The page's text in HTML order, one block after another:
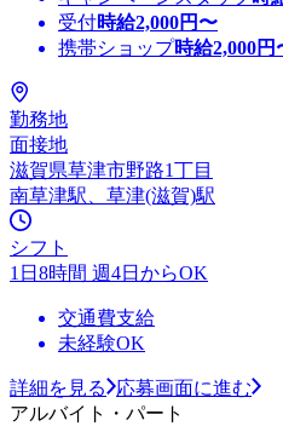
受付時給2,000円〜
携帯ショップ時給2,000円
勤務地
面接地
滋賀県草津市野路1丁目
南草津駅、草津(滋賀)駅
シフト
1日8時間 週4日からOK
交通費支給
未経験OK
詳細を見る
応募画面に進む
アルバイト・パート